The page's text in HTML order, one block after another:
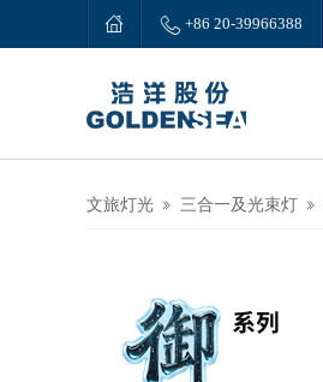
  +86 20-39966388
文旅灯光  三合一及光束灯 